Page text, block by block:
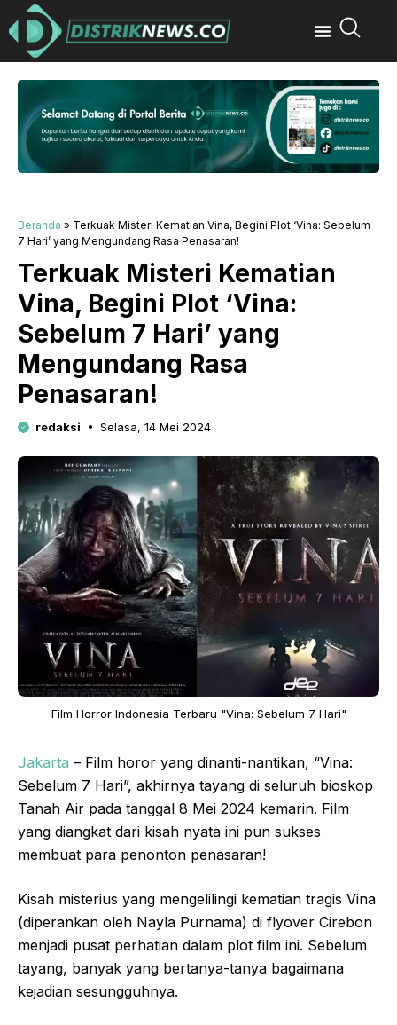
Beranda » Terkuak Misteri Kematian Vina, Begini Plot ‘Vina: Sebelum
7 Hari’ yang Mengundang Rasa Penasaran!
Terkuak Misteri Kematian
Vina, Begini Plot ‘Vina:
Sebelum 7 Hari’ yang
Mengundang Rasa
Penasaran!
redaksi Selasa, 14 Mei 2024
Film Horror Indonesia Terbaru "Vina: Sebelum 7 Hari"
Jakarta – Film horor yang dinanti-nantikan, “Vina:
Sebelum 7 Hari”, akhirnya tayang di seluruh bioskop
Tanah Air pada tanggal 8 Mei 2024 kemarin. Film
yang diangkat dari kisah nyata ini pun sukses
membuat para penonton penasaran!
Kisah misterius yang mengelilingi kematian tragis Vina
(diperankan oleh Nayla Purnama) di flyover Cirebon
menjadi pusat perhatian dalam plot film ini. Sebelum
tayang, banyak yang bertanya-tanya bagaimana
kejadian sesungguhnya.